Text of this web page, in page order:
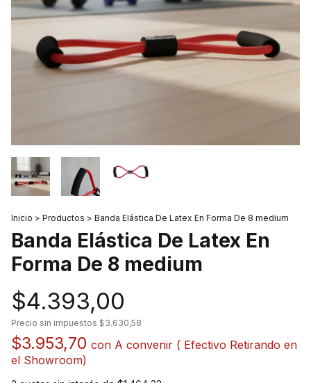
Inicio > Productos > Banda Elástica De Latex En Forma De 8 medium
Banda Elástica De Latex En
Forma De 8 medium
$4.393,00
Precio sin impuestos $3.630,58
$3.953,70 con A convenir ( Efectivo Retirando en
el Showroom)